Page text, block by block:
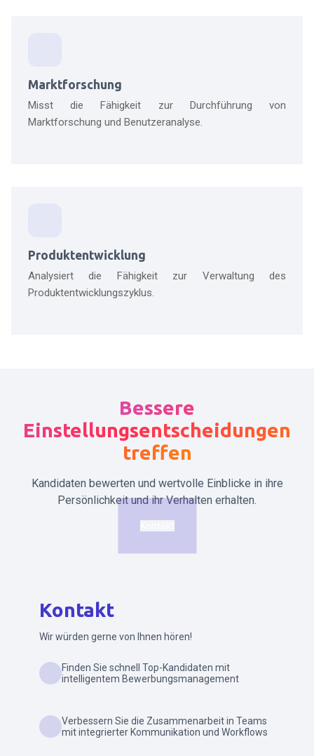
Marktforschung
Misst die Fähigkeit zur Durchführung von
Marktforschung und Benutzeranalyse.
Produktentwicklung
Analysiert die Fähigkeit zur Verwaltung des
Produktentwicklungszyklus.
Bessere
Einstellungsentscheidungen
treffen
Kandidaten bewerten und wertvolle Einblicke in ihre
Persönlichkeit und ihr Verhalten erhalten.
Kontakt
Wir würden gerne von Ihnen hören!
Finden Sie schnell Top-Kandidaten mit
intelligentem Bewerbungsmanagement
Verbessern Sie die Zusammenarbeit in Teams
mit integrierter Kommunikation und Workflows